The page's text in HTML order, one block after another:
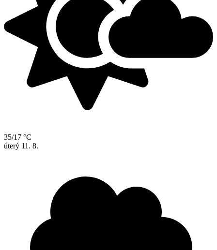
35/17 °C
úterý 11. 8.